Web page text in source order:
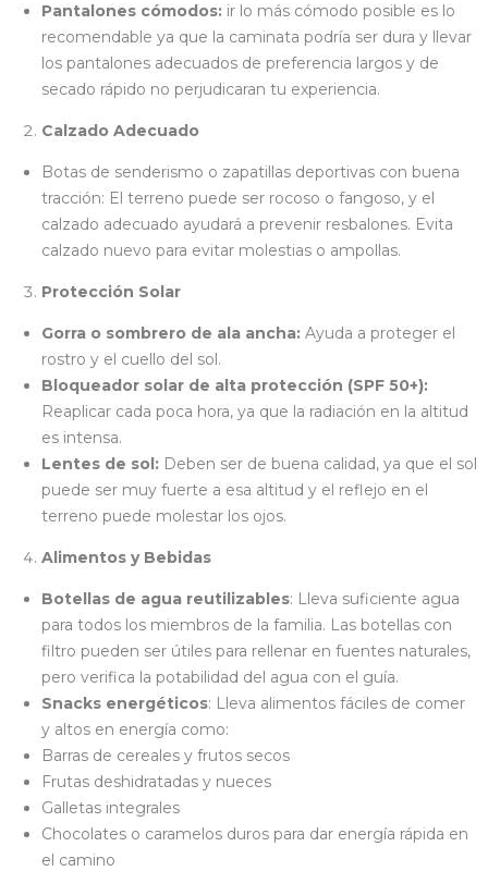
Pantalones cómodos: ir lo más cómodo posible es lo
recomendable ya que la caminata podría ser dura y llevar
los pantalones adecuados de preferencia largos y de
secado rápido no perjudicaran tu experiencia.
Calzado Adecuado
Botas de senderismo o zapatillas deportivas con buena
tracción: El terreno puede ser rocoso o fangoso, y el
calzado adecuado ayudará a prevenir resbalones. Evita
calzado nuevo para evitar molestias o ampollas.
Protección Solar
Gorra o sombrero de ala ancha: Ayuda a proteger el
rostro y el cuello del sol.
Bloqueador solar de alta protección (SPF 50+):
Reaplicar cada poca hora, ya que la radiación en la altitud
es intensa.
Lentes de sol: Deben ser de buena calidad, ya que el sol
puede ser muy fuerte a esa altitud y el reflejo en el
terreno puede molestar los ojos.
Alimentos y Bebidas
Botellas de agua reutilizables: Lleva suficiente agua
para todos los miembros de la familia. Las botellas con
filtro pueden ser útiles para rellenar en fuentes naturales,
pero verifica la potabilidad del agua con el guía.
Snacks energéticos: Lleva alimentos fáciles de comer
y altos en energía como:
Barras de cereales y frutos secos
Frutas deshidratadas y nueces
Galletas integrales
Chocolates o caramelos duros para dar energía rápida en
el camino